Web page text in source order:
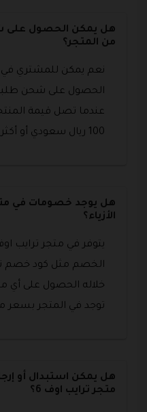
هل يمكن الحصول على
من المتجر؟
الحصول على شحن
عندما تصل قيمة
100 ريال سعودي أو أكثر.
الأزياء؟
خلاله الحصول على أي
توجد في المتجر بسعر
هل يمكن استبدال أو
متجر ترايب اوف 6؟